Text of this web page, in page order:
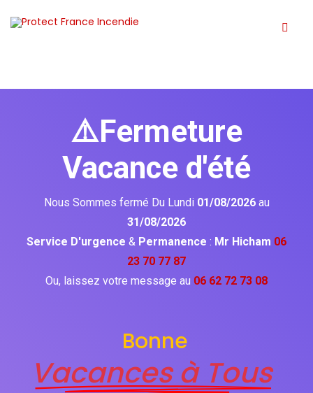
⚠️Fermeture
Vacance d'été
Nous Sommes fermé Du Lundi 01/08/2026 au
31/08/2026
Service D'urgence & Permanence : Mr Hicham 06
23 70 77 87
Ou, laissez votre message au 06 62 72 73 08
Bonne
Vacances à Tous